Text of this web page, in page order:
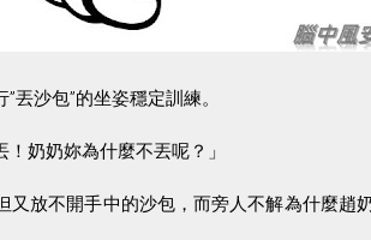
”丟沙包”的坐姿穩定訓練。
奶奶妳為什麼不丟呢？」
又放不開手中的沙包，而旁人不解為什麼趙